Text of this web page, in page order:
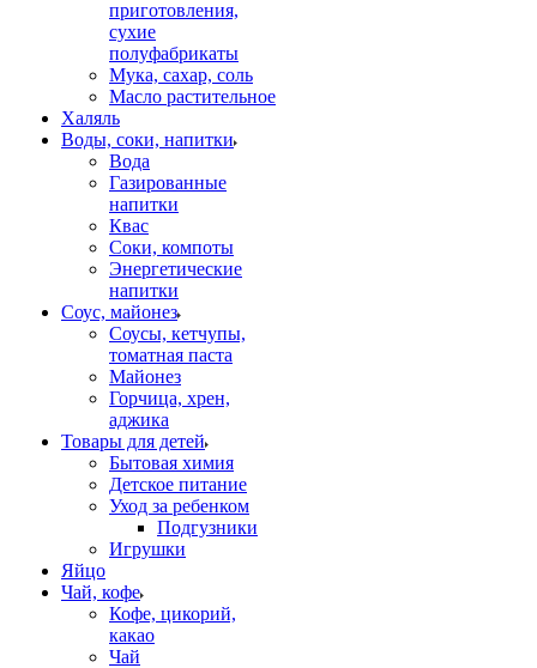
приготовления,
сухие
полуфабрикаты
Мука, сахар, соль
Масло растительное
Халяль
Воды, соки, напитки
Вода
Газированные
напитки
Квас
Соки, компоты
Энергетические
напитки
Соус, майонез
Соусы, кетчупы,
томатная паста
Майонез
Горчица, хрен,
аджика
Товары для детей
Бытовая химия
Детское питание
Уход за ребенком
Подгузники
Игрушки
Яйцо
Чай, кофе
Кофе, цикорий,
какао
Чай